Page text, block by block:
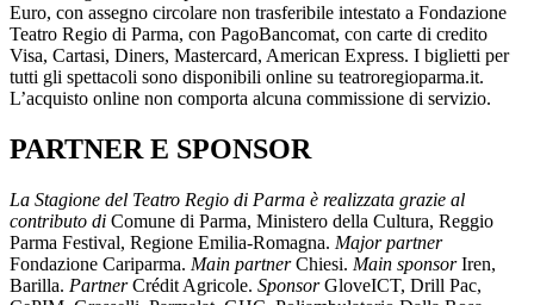
Euro, con assegno circolare non trasferibile intestato a Fondazione
Teatro Regio di Parma, con PagoBancomat, con carte di credito
Visa, Cartasi, Diners, Mastercard, American Express. I biglietti per
tutti gli spettacoli sono disponibili online su teatroregioparma.it.
L’acquisto online non comporta alcuna commissione di servizio.
PARTNER E SPONSOR
La Stagione del Teatro Regio di Parma è realizzata grazie al
contributo di Comune di Parma, Ministero della Cultura, Reggio
Parma Festival, Regione Emilia-Romagna. Major partner
Fondazione Cariparma. Main partnerChiesi. Main sponsorIren,
Barilla. PartnerCrédit Agricole. SponsorGloveICT, Drill Pac,